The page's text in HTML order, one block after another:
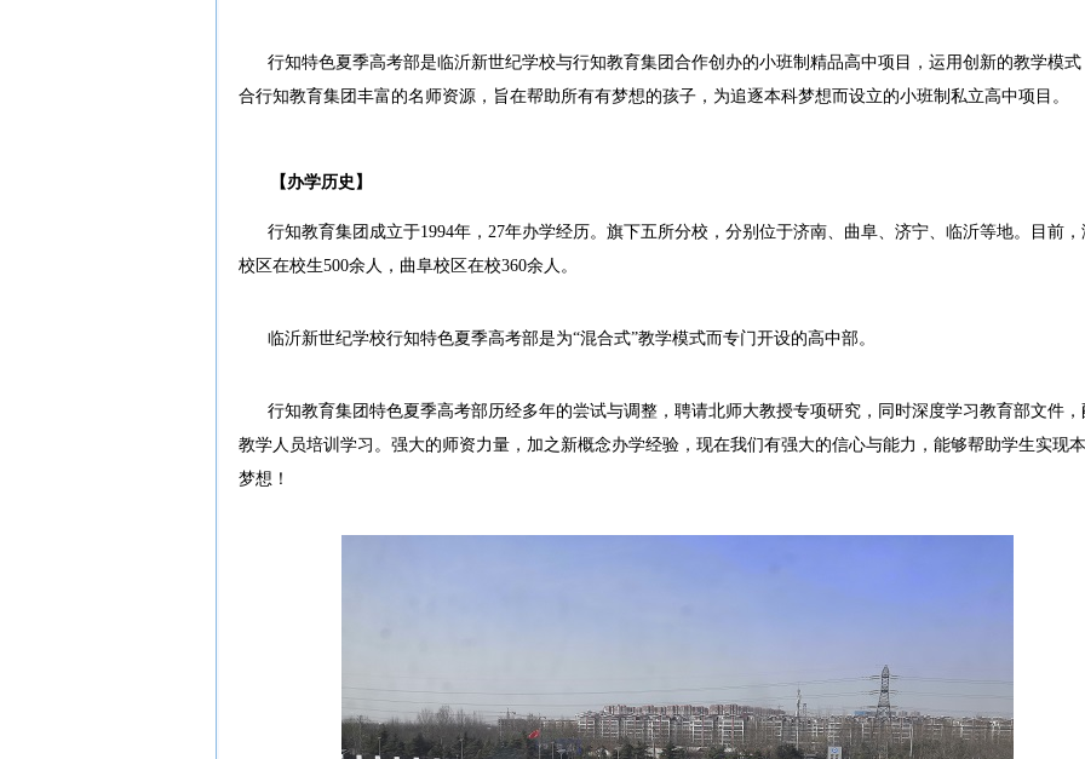
行知特色夏季高考部是临沂新世纪学校与行知教育集团合作创办的小班制精品高中项目，运用创新的教学模式
合行知教育集团丰富的名师资源，旨在帮助所有有梦想的孩子，为追逐本科梦想而设立的小班制私立高中项目。
【办学历史】
行知教育集团成立于1994年，27年办学经历。旗下五所分校，分别位于济南、曲阜、济宁、临沂等地。目前，
校区在校生500余人，曲阜校区在校360余人。
临沂新世纪学校行知特色夏季高考部是为“混合式”教学模式而专门开设的高中部。
行知教育集团特色夏季高考部历经多年的尝试与调整，聘请北师大教授专项研究，同时深度学习教育部文件，
教学人员培训学习。强大的师资力量，加之新概念办学经验，现在我们有强大的信心与能力，能够帮助学生实现
梦想！